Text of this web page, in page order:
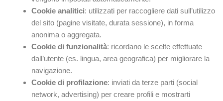
Cookie analitici: utilizzati per raccogliere dati sull’utilizzo
del sito (pagine visitate, durata sessione), in forma
anonima o aggregata.
Cookie di funzionalità: ricordano le scelte effettuate
dall’utente (es. lingua, area geografica) per migliorare la
navigazione.
Cookie di profilazione: inviati da terze parti (social
network, advertising) per creare profili e mostrarti